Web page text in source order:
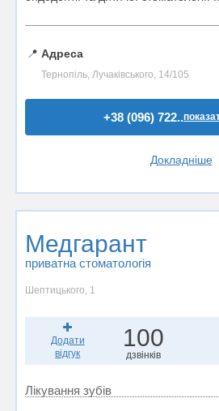
📍 Адреса
Тернопіль, Лучаківського, 14/105
+38 (096) 722..
Докладніше
Медгарант
приватна стоматологія
Шептицького, 1
Додати
відгук
100
дзвінків
Лікування зубів